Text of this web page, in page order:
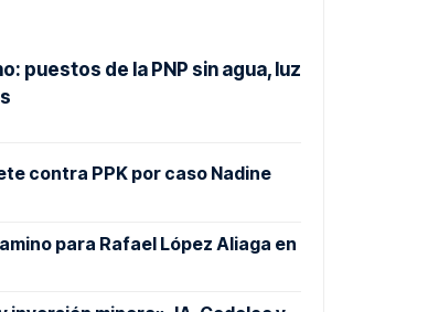
puestos de la PNP sin agua, luz
contra PPK por caso Nadine
para Rafael López Aliaga en